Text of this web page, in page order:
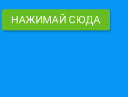
НАЖИМАЙ СЮДА